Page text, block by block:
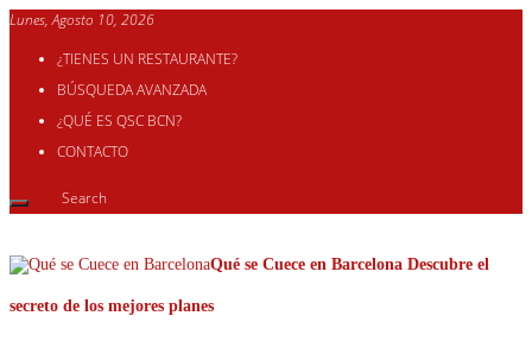
Lunes, Agosto 10, 2026
¿TIENES UN RESTAURANTE?
BÚSQUEDA AVANZADA
¿QUÉ ES QSC BCN?
CONTACTO
Qué se Cuece en Barcelona Descubre el
secreto de los mejores planes